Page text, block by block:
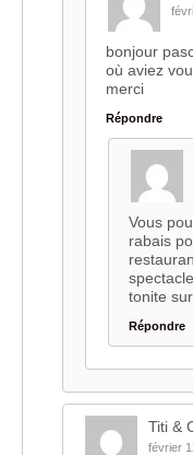
bonjour
où aviez
merci
Répondre
Vous
rabais
tonite
Répondre
Titi &
février